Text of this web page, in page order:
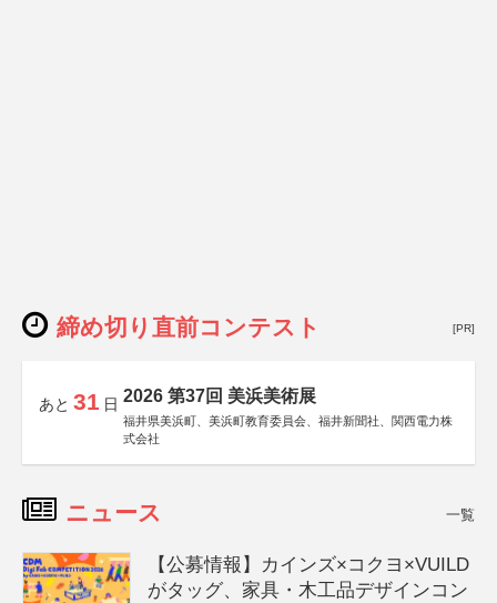
締め切り直前コンテスト [PR]
あと 31 日 2026 第37回 美浜美術展
福井県美浜町、美浜町教育委員会、福井新聞社、関西電力株
式会社
ニュース 一覧
【公募情報】カインズ×コクヨ×VUILD
がタッグ、家具・木工品デザインコン